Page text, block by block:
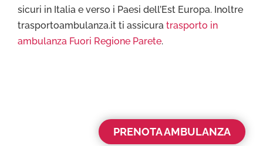
sicuri in Italia e verso i Paesi dell’Est Europa. Inoltre
trasportoambulanza.it ti assicura trasporto in
ambulanza Fuori Regione Parete.
PRENOTA AMBULANZA